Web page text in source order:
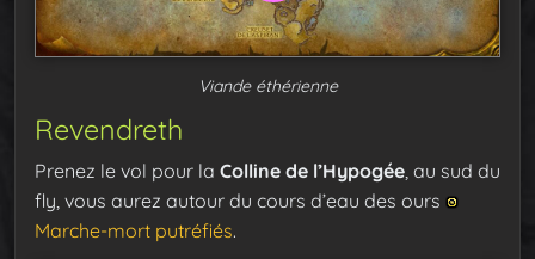
Viande éthérienne
Revendreth
Prenez le vol pour la Colline de l’Hypogée , au sud du
fly, vous aurez autour du cours d’eau des ours
Marche-mort putréfiés.